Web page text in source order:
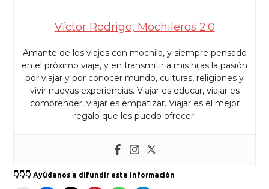
Víctor Rodrigo, Mochileros 2.0
Amante de los viajes con mochila, y siempre pensado
en el próximo viaje, y en transmitir a mis hijas la pasión
por viajar y por conocer mundo, culturas, religiones y
vivir nuevas experiencias. Viajar es educar, viajar es
comprender, viajar es empatizar. Viajar es el mejor
regalo que les puedo ofrecer.
👇👇👇 Ayúdanos a difundir esta información